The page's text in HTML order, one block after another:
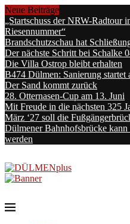
Neue Beiträge
„Startschuss der NRW-Radtour
Riesennummer“
Brandschutzschau hat
Der nächste Schritt bei Schalke
Die Villa Ostrop bleibt erhalten
B474 Dülmen: Sanierung startet
Der Sand kommt zurück
28. Otternasen-Cup am 13. Juni
Mit Freude in die nächsten 325
März ‘27 soll die
Dülmener Bahnhofsbrücke
werden